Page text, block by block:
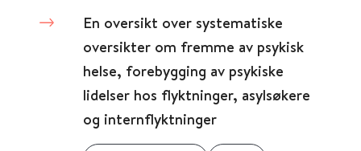
En oversikt over systematiske
oversikter om fremme av psykisk
helse, forebygging av psykiske
lidelser hos flyktninger, asylsøkere
og internflyktninger